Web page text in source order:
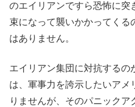
のエイリアンですら恐怖に突
束になって襲いかかってく
はありません。
エイリアン集団に対抗するの
は、軍事力を誇示したいアメ
りませんが、そのパニックア